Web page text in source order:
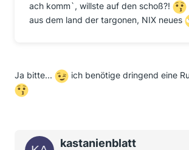
ach komm`, willste auf den schoß?!
aus dem land der targonen, NIX neues
Ja bitte... ich benötige dringend eine
kastanienblatt